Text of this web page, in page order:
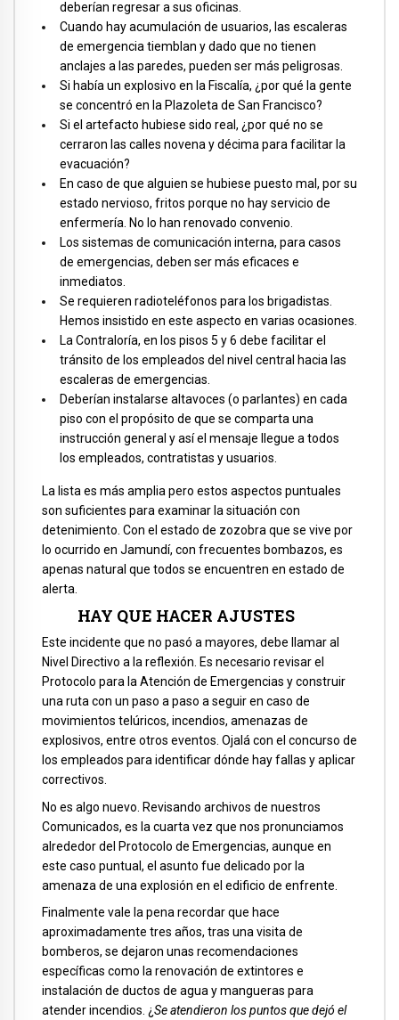
deberían regresar a sus oficinas.
Cuando hay acumulación de usuarios, las escaleras
de emergencia tiemblan y dado que no tienen
anclajes a las paredes, pueden ser más peligrosas.
Si había un explosivo en la Fiscalía, ¿por qué la gente
se concentró en la Plazoleta de San Francisco?
Si el artefacto hubiese sido real, ¿por qué no se
cerraron las calles novena y décima para facilitar la
evacuación?
En caso de que alguien se hubiese puesto mal, por su
estado nervioso, fritos porque no hay servicio de
enfermería. No lo han renovado convenio.
Los sistemas de comunicación interna, para casos
de emergencias, deben ser más eficaces e
inmediatos.
Se requieren radioteléfonos para los brigadistas.
Hemos insistido en este aspecto en varias ocasiones.
La Contraloría, en los pisos 5 y 6 debe facilitar el
tránsito de los empleados del nivel central hacia las
escaleras de emergencias.
Deberían instalarse altavoces (o parlantes) en cada
piso con el propósito de que se comparta una
instrucción general y así el mensaje llegue a todos
los empleados, contratistas y usuarios.
La lista es más amplia pero estos aspectos puntuales
son suficientes para examinar la situación con
detenimiento. Con el estado de zozobra que se vive por
lo ocurrido en Jamundí, con frecuentes bombazos, es
apenas natural que todos se encuentren en estado de
alerta.
HAY QUE HACER AJUSTES
Este incidente que no pasó a mayores, debe llamar al
Nivel Directivo a la reflexión. Es necesario revisar el
Protocolo para la Atención de Emergencias y construir
una ruta con un paso a paso a seguir en caso de
movimientos telúricos, incendios, amenazas de
explosivos, entre otros eventos. Ojalá con el concurso de
los empleados para identificar dónde hay fallas y aplicar
correctivos.
No es algo nuevo. Revisando archivos de nuestros
Comunicados, es la cuarta vez que nos pronunciamos
alrededor del Protocolo de Emergencias, aunque en
este caso puntual, el asunto fue delicado por la
amenaza de una explosión en el edificio de enfrente.
Finalmente vale la pena recordar que hace
aproximadamente tres años, tras una visita de
bomberos, se dejaron unas recomendaciones
específicas como la renovación de extintores e
instalación de ductos de agua y mangueras para
atender incendios. ¿Se atendieron los puntos que dejó el